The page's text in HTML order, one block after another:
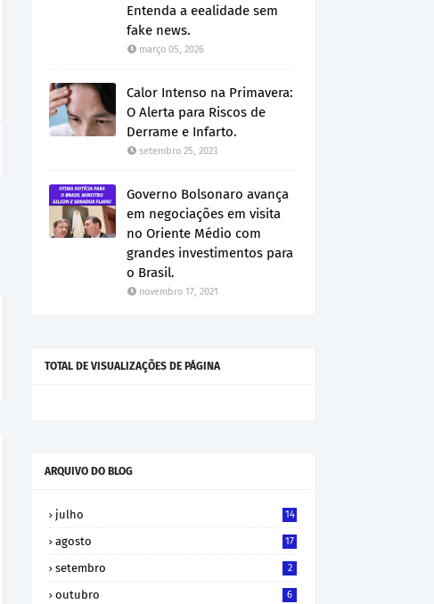
Entenda a eealidade sem
fake news.
março 05, 2026
Calor Intenso na Primavera:
O Alerta para Riscos de
Derrame e Infarto.
setembro 25, 2023
Governo Bolsonaro avança
em negociações em visita
no Oriente Médio com
grandes investimentos para
o Brasil.
novembro 17, 2021
TOTAL DE VISUALIZAÇÕES DE PÁGINA
ARQUIVO DO BLOG
julho 14
agosto 17
setembro 2
outubro 6